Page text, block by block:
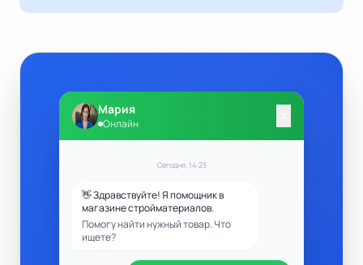
Мария
Онлайн
Сегодня, 14:23
👋 Здравствуйте! Я помощник в
магазине стройматериалов.
Помогу найти нужный товар. Что
ищете?